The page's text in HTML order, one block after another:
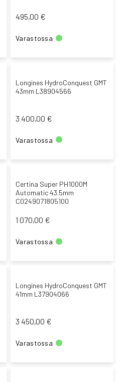
495,00 €
Varastossa
Longines HydroConquest GMT
43mm L38904566
3 400,00 €
Varastossa
Certina Super PH1000M
Automatic 43.5mm
C0249071805100
1 070,00 €
Varastossa
Longines HydroConquest GMT
41mm L37904066
3 450,00 €
Varastossa